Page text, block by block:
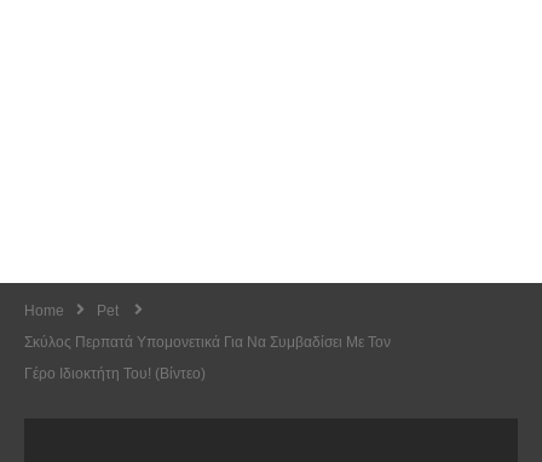
Home
Pet
Σκύλος Περπατά Υπομονετικά Για Να Συμβαδίσει Με Τον
Γέρο Ιδιοκτήτη Του! (Βίντεο)